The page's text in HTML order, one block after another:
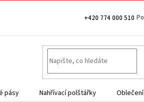
+420 774 000 510
pásy Nahřívací polštářky Oblečení